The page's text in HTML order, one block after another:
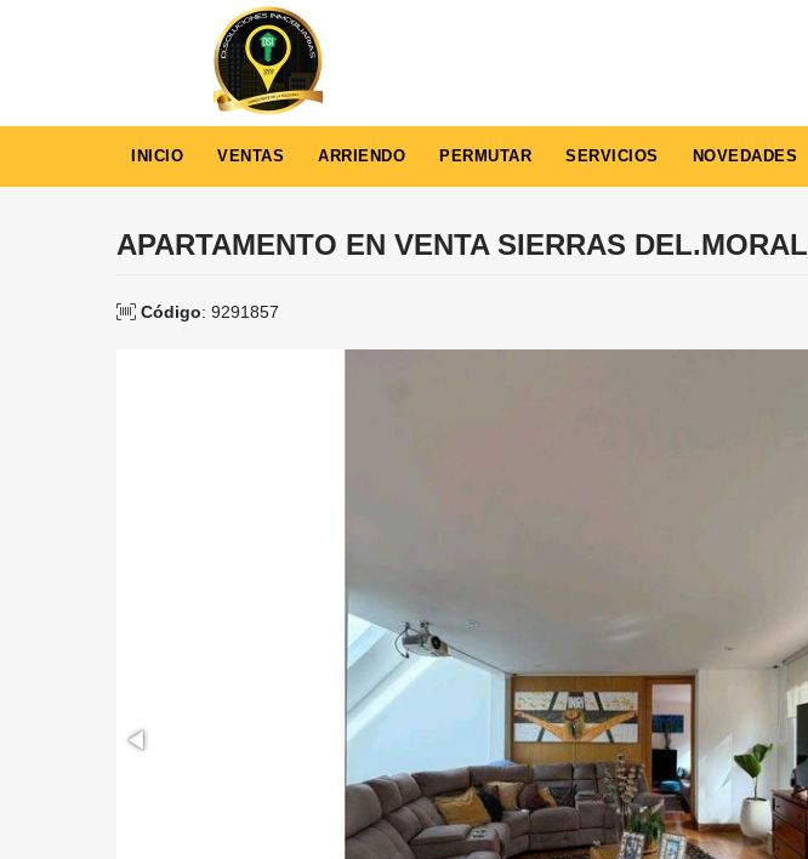
INICIO VENTAS ARRIENDO PERMUTAR SERVICIOS NOVEDADES
APARTAMENTO EN VENTA SIERRAS DEL.MORAL
Código: 9291857